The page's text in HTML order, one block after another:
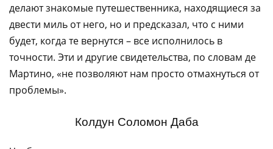
делают знакомые путешественника, находящиеся за
двести миль от него, но и предсказал, что с ними
будет, когда те вернутся – все исполнилось в
точности. Эти и другие свидетельства, по словам де
Мартино, «не позволяют нам просто отмахнуться от
проблемы».
Колдун Соломон Даба